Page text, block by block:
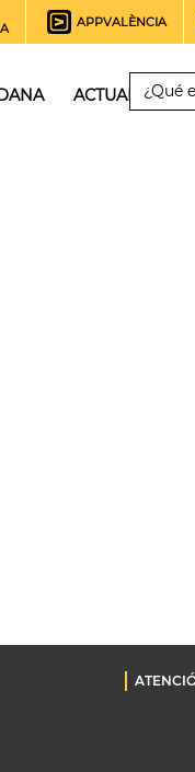
APPVALÈNCIA
ACTUALIDAD